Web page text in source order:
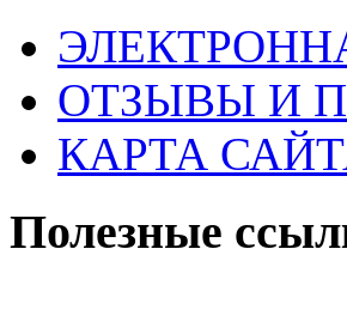
ОТЗЫВЫ И
КАРТА
Полезные